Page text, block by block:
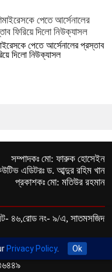
পেতে আর্সেনালের প্রস্তাব
দিলো নিউক্যাসল
সম্পাদকঃ মো: ফারুক হোসেইন
এডিটরঃ ড. আব্দুর রহিম খান
প্রকাশকঃ মো: মতিউর রহমান
৪৬,রোড নং- ৯/এ, সাতমসজিদ
Privacy Policy. Ok